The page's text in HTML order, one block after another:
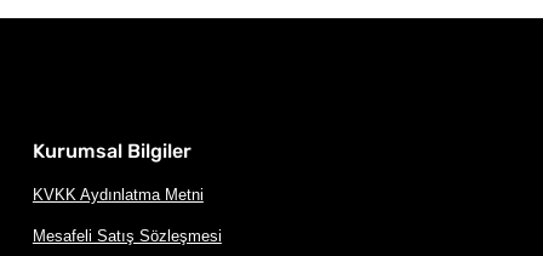
Kurumsal Bilgiler
KVKK Aydınlatma Metni
Mesafeli Satış Sözleşmesi